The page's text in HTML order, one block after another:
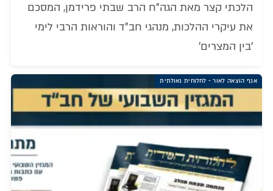
הלכתי קצר מאת הגה"ח הרב שבתי פרידמן, המסכם
את עיקרי ההלכות, מנהגי חב"ד והוראות הרבי לימי
'בין המצרים'
אגף הוצאה לאור - לחלוחית גאולתית